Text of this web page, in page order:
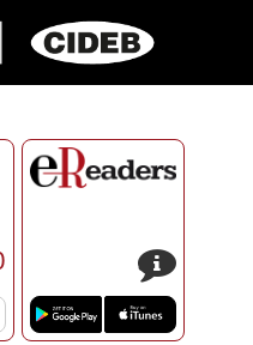
s